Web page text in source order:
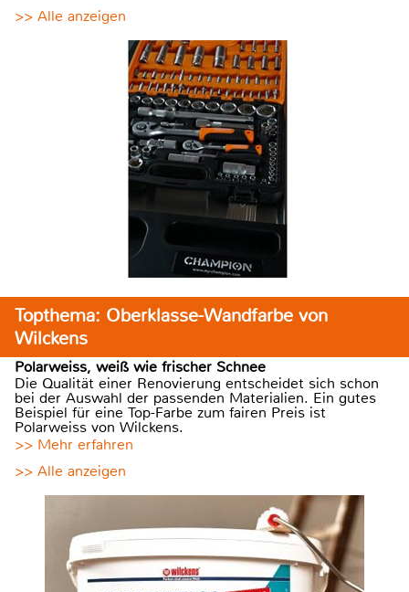
>> Alle anzeigen
Topthema: Oberklasse-Wandfarbe von
Wilckens
Polarweiss, weiß wie frischer Schnee
Die Qualität einer Renovierung entscheidet sich schon
bei der Auswahl der passenden Materialien. Ein gutes
Beispiel für eine Top-Farbe zum fairen Preis ist
Polarweiss von Wilckens.
>> Mehr erfahren
>> Alle anzeigen